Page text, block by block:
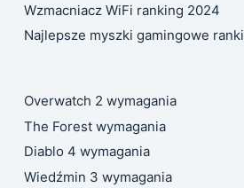
Wzmacniacz WiFi ranking 2024
Najlepsze myszki gamingowe
Overwatch 2 wymagania
The Forest wymagania
Diablo 4 wymagania
Wiedźmin 3 wymagania